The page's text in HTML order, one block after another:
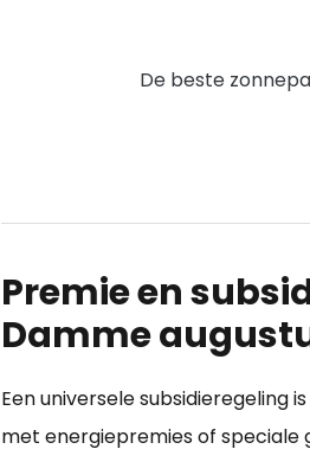
De beste
Premie en
Damme
Een universele subsidieregeling
met energiepremies of speciale